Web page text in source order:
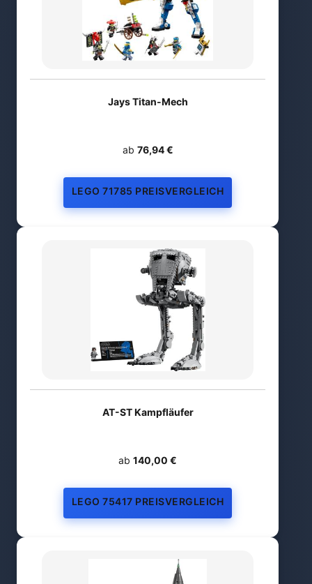
Jays Titan-Mech
ab 76,94 €
LEGO 71785 PREISVERGLEICH
AT-ST Kampfläufer
ab 140,00 €
LEGO 75417 PREISVERGLEICH